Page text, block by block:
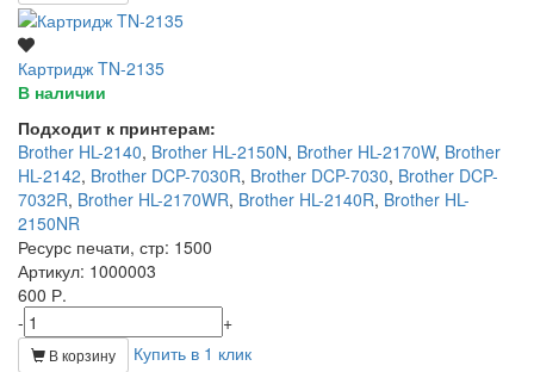
Картридж TN-2135
В наличии
Подходит к принтерам:
Brother HL-2140, Brother HL-2150N, Brother HL-2170W, Brother
HL-2142, Brother DCP-7030R, Brother DCP-7030, Brother DCP-
7032R, Brother HL-2170WR, Brother HL-2140R, Brother HL-
2150NR
Ресурс печати, стр: 1500
Артикул: 1000003
600 Р.
-
+
В корзину Купить в 1 клик